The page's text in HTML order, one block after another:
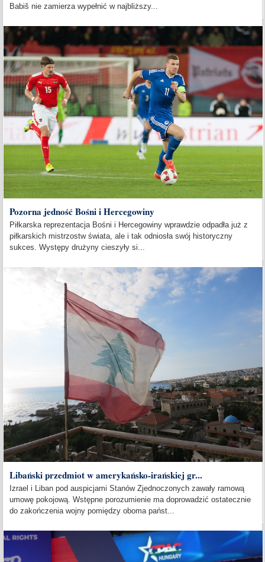
Babiš nie zamierza wypełnić w najbliższy...
Pozorna jedność Bośni i Hercegowiny
Piłkarska reprezentacja Bośni i Hercegowiny wprawdzie odpadła już z
piłkarskich mistrzostw świata, ale i tak odniosła swój historyczny
sukces. Występy drużyny cieszyły si...
Libański przedmiot w amerykańsko-irańskiej gr...
Izrael i Liban pod auspicjami Stanów Zjednoczonych zawały ramową
umowę pokojową. Wstępne porozumienie ma doprowadzić ostatecznie
do zakończenia wojny pomiędzy oboma państ...